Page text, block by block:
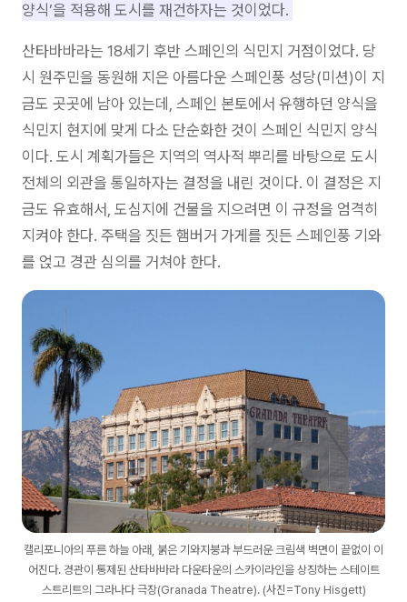
양식’을 적용해 도시를 재건하자는 것이었다.
산타바바라는 18세기 후반 스페인의 식민지 거점이었다. 당
시 원주민을 동원해 지은 아름다운 스페인풍 성당(미션)이 지
금도 곳곳에 남아 있는데, 스페인 본토에서 유행하던 양식을
식민지 현지에 맞게 다소 단순화한 것이 스페인 식민지 양식
이다. 도시 계획가들은 지역의 역사적 뿌리를 바탕으로 도시
전체의 외관을 통일하자는 결정을 내린 것이다. 이 결정은 지
금도 유효해서, 도심지에 건물을 지으려면 이 규정을 엄격히
지켜야 한다. 주택을 짓든 햄버거 가게를 짓든 스페인풍 기와
를 얹고 경관 심의를 거쳐야 한다.
캘리포니아의 푸른 하늘 아래, 붉은 기와지붕과 부드러운 크림색 벽면이 끝없이 이
어진다. 경관이 통제된 산타바바라 다운타운의 스카이라인을 상징하는 스테이트
스트리트의 그라나다 극장(Granada Theatre). (사진=Tony Hisgett)